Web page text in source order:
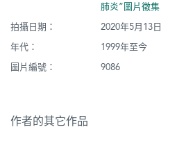
肺炎”圖片徵集
拍攝日期：
2020年5月13日
年代：
1999年至今
圖片編號：
9086
作者的其它作品